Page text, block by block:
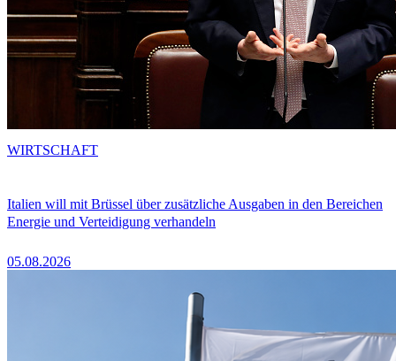
Italien will mit Brüssel über zusätzliche Ausgaben in den Bereichen
Energie und Verteidigung verhandeln
05.08.2026
WIRTSCHAFT